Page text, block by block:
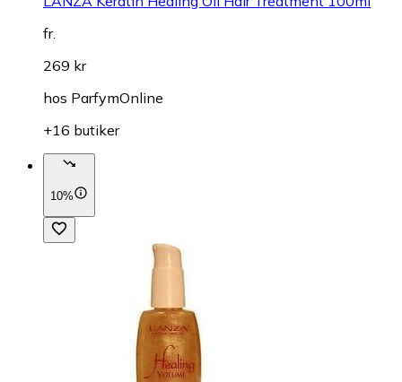
fr.
269 kr
hos ParfymOnline
+16 butiker
10%